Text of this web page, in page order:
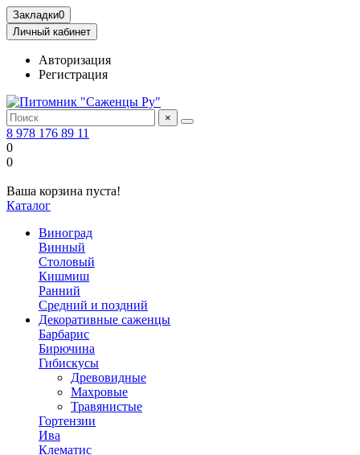
Закладки0
Личный кабинет
Авторизация
Регистрация
×
8 978 176 89 11
0
0
Ваша корзина пуста!
Каталог
Виноград
Винный
Столовый
Кишмиш
Ранний
Средний и поздний
Декоративные саженцы
Барбарис
Бирючина
Гибискусы
Древовидные
Махровые
Травянистые
Гортензии
Ива
Клематис